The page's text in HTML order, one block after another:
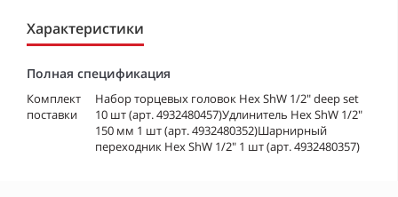
Характеристики
Полная спецификация
Комплект
поставки
Набор торцевых головок Hex ShW 1/2" deep set
10 шт (арт. 4932480457)Удлинитель Hex ShW 1/2"
150 мм 1 шт (арт. 4932480352)Шарнирный
переходник Hex ShW 1/2" 1 шт (арт. 4932480357)